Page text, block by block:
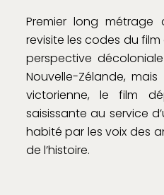
Premier long métrage
revisite les codes du
perspective
Nouvelle-Zélande, mais
victorienne, le film
saisissante au service
habité par les voix des
de l’histoire.